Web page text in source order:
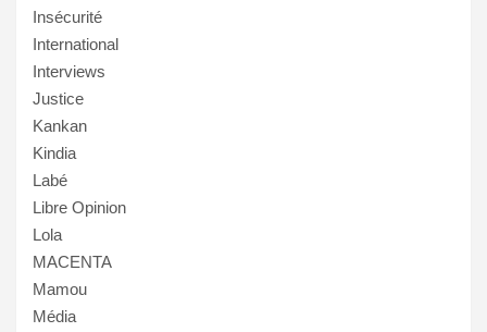
Insécurité
International
Interviews
Justice
Kankan
Kindia
Labé
Libre Opinion
Lola
MACENTA
Mamou
Média